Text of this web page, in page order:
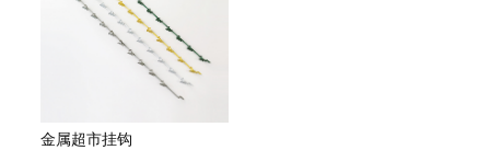
金属超市挂钩